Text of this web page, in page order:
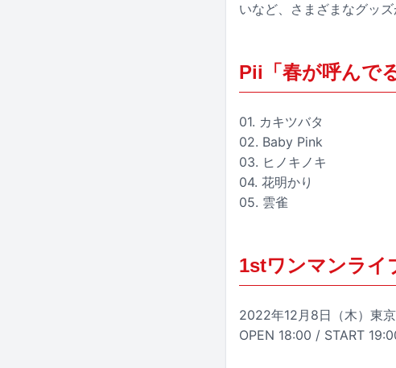
いなど、さまざまなグッズ
Pii「春が呼んで
01. カキツバタ
02. Baby Pink
03. ヒノキノキ
04. 花明かり
05. 雲雀
1stワンマンライ
2022年12月8日（木）東
OPEN 18:00 / START